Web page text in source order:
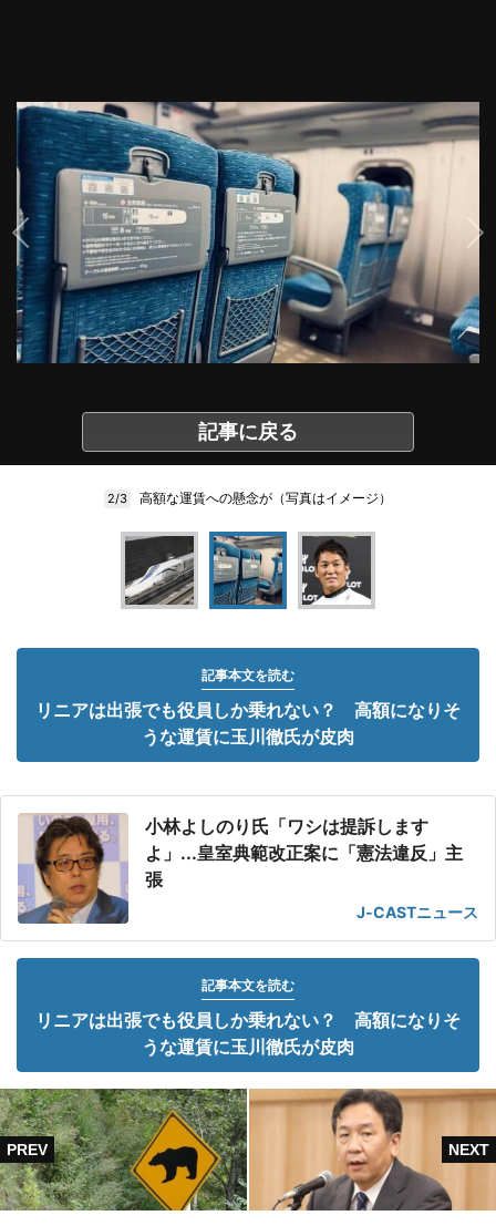
記事に戻る
2/3 高額な運賃への懸念が（写真はイメージ）
記事本文を読む
リニアは出張でも役員しか乗れない？ 高額になりそ
うな運賃に玉川徹氏が皮肉
小林よしのり氏「ワシは提訴します
よ」...皇室典範改正案に「憲法違反」主
張
J-CASTニュース
記事本文を読む
リニアは出張でも役員しか乗れない？ 高額になりそ
うな運賃に玉川徹氏が皮肉